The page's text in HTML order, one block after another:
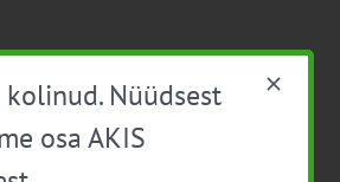
Nüüdsest
osa AKIS